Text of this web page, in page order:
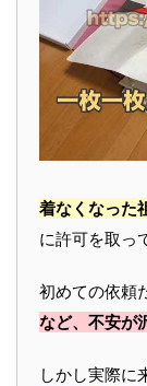
着なくなった
に許可を取っ
初めての依頼
など、不安が
しかし実際に